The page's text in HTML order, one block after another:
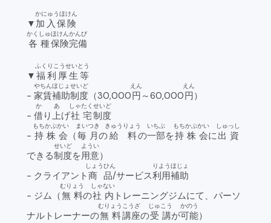
▼加入保険
かにゅうほけん
各種
かくしゅ
保険
ほけん
完備
かんび
▼ 福利厚生等
ふくりこうせいとう
-家賃
やちん
補助
ほじょ
制度
せいど
（30,000円
えん
～60,000円
えん
）
-借
か
り上
あ
げ社宅
しゃたく
制度
せいど
- 持株会
もちかぶかい
（毎月
まいつき
の給料
きゅうりょう
の一部
いちぶ
を持株会
もちかぶかい
に出資
しゅっし
できる制度
せいど
を用意
ようい
）
- クライアント商品
しょうひん
/サービス利用
りよう
補助
ほじょ
- ジム（無料
むりょう
の社内
しゃない
トレーニングジムにて、パーソ
ナルトレーナーの無料
むりょう
講座
こうざ
の受講
じゅこう
が可能
かのう
）